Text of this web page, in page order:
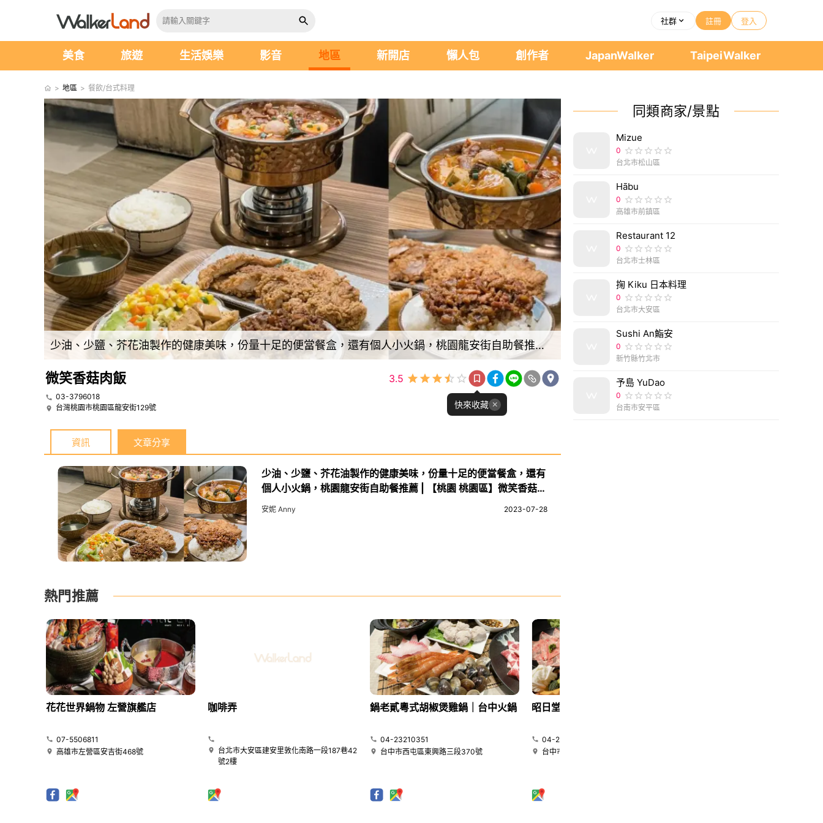
社群 註冊 登入
美食 旅遊 生活娛樂 影音 地區 新開店 懶人包 創作者 JapanWalker TaipeiWalker
> 地區 > 餐飲/台式料理
少油、少鹽、芥花油製作的健康美味，份量十足的便當餐盒，還有個人小火鍋，桃園龍安街自助餐推薦 | 【桃園 桃園區】微笑香菇肉飯
微笑香菇肉飯
03-3796018
台灣桃園市桃園區龍安街129號
3.5
快來收藏
資訊 文章分享
少油、少鹽、芥花油製作的健康美味，份量十足的便當餐盒，還有
個人小火鍋，桃園龍安街自助餐推薦 | 【桃園 桃園區】微笑香菇肉
飯
安妮 Anny 2023-07-28
熱門推薦
花花世界鍋物 左營旗艦店
07-5506811
高雄市左營區安吉街468號
咖啡弄
台北市大安區建安里敦化南路一段187巷42
號2樓
鍋老貳粵式胡椒煲雞鍋｜台中火鍋
04-23210351
台中市西屯區東興路三段370號
昭日堂鍋煮｜台中火鍋
04-22580269
台中市南屯區大墩十一街345號
同類商家/景點
Mizue
0
台北市松山區
Hābu
0
高雄市前鎮區
Restaurant 12
0
台北市士林區
掬 Kiku 日本料理
0
台北市大安區
Sushi An鮨安
0
新竹縣竹北市
予島 YuDao
0
台南市安平區